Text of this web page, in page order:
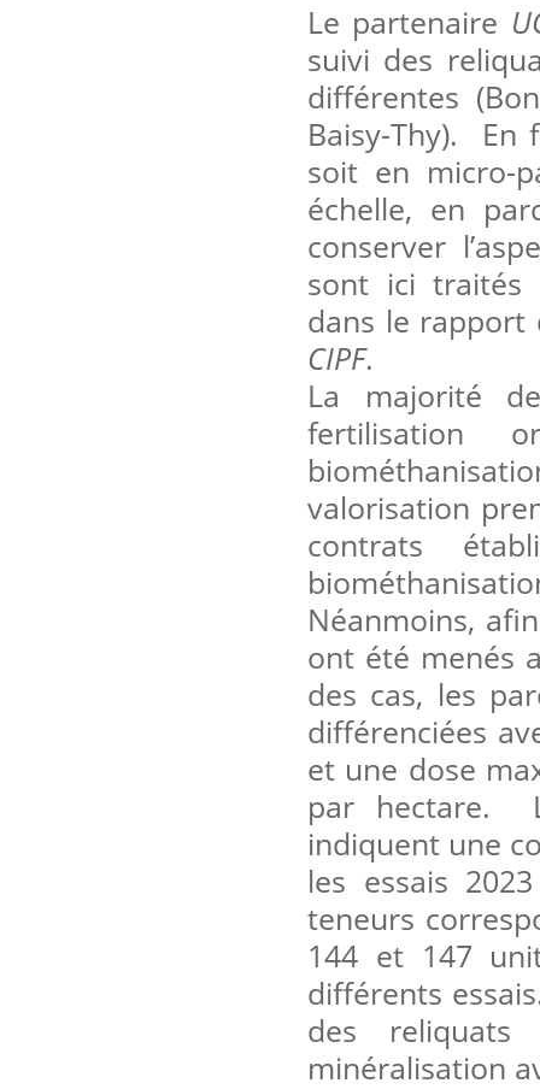
Le partenaire
suivi des
différentes
Baisy-Thy). En
soit en micro-
échelle, en
conserver
sont ici traités
dans le rapport
CIPF.
La majorité
fertilisation
valorisation
contrats
Néanmoins,
ont été menés
des cas, les
différenciées
et une dose
par hectare.
indiquent une
les essais
teneurs
144 et 147
différents
des
minéralisation